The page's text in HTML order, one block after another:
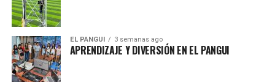
EL PANGUI 3 semanas ago
APRENDIZAJE Y DIVERSIÓN EN EL PANGUI